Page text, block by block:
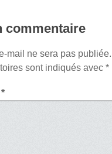
commentaire
mail ne sera pas publiée.
sont indiqués avec *
*